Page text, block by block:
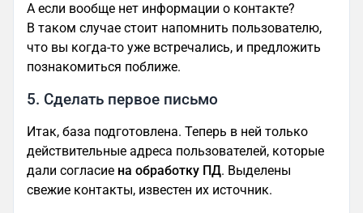
А если вообще нет информации о контакте?
В таком случае стоит напомнить пользователю,
что вы когда-то уже встречались, и предложить
познакомиться поближе.
5. Сделать первое письмо
Итак, база подготовлена. Теперь в ней только
действительные адреса пользователей, которые
дали согласие на обработку ПД. Выделены
свежие контакты, известен их источник.